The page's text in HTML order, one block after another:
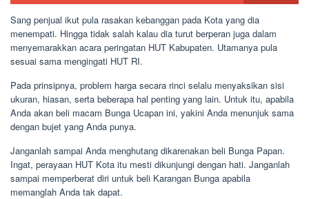
Sang penjual ikut pula rasakan kebanggan pada Kota yang dia
menempati. Hingga tidak salah kalau dia turut berperan juga dalam
menyemarakkan acara peringatan HUT Kabupaten. Utamanya pula
sesuai sama mengingati HUT RI.
Pada prinsipnya, problem harga secara rinci selalu menyaksikan sisi
ukuran, hiasan, serta beberapa hal penting yang lain. Untuk itu, apabila
Anda akan beli macam Bunga Ucapan ini, yakini Anda menunjuk sama
dengan bujet yang Anda punya.
Janganlah sampai Anda menghutang dikarenakan beli Bunga Papan.
Ingat, perayaan HUT Kota itu mesti dikunjungi dengan hati. Janganlah
sampai memperberat diri untuk beli Karangan Bunga apabila
memanglah Anda tak dapat.